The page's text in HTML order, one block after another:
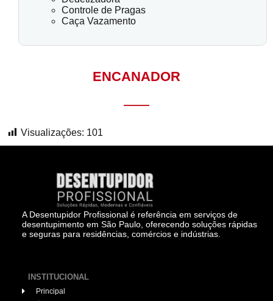
Controle de Pragas
Caça Vazamento
ENCANADOR
Visualizações: 101
A Desentupidor Profissional é referência em serviços de
desentupimento em São Paulo, oferecendo soluções rápidas
e seguras para residências, comércios e indústrias.
INSTITUCIONAL
Principal